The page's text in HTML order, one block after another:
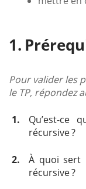
Pour valider les
le TP, répondez
1.
Qu’est-ce
récursive ?
2.
À quoi sert
récursive ?